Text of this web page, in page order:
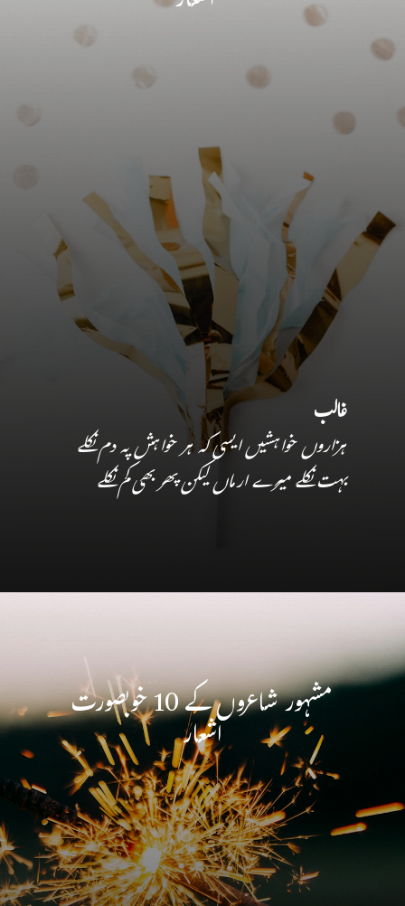
غالب
ہزاروں خواہشیں ایسی کہ ہر خواہش پہ دم نکلے
بہت نکلے میرے ارماں لیکن پھر بھی کم نکلے
مشہور شاعروں کے 10 خوبصورت اشعار